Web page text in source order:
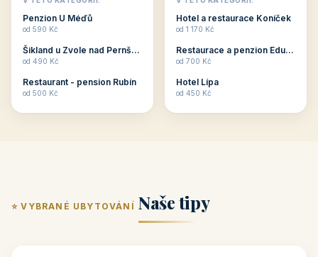
ubytování skupin v
penzionech, hotelích a
Budete překva...
Penzion U Méďů
od 590 Kč
Šikland u Zvole nad Pernštejnem
od 490 Kč
Restaurant - pension Rubín
od 500 Kč
zkušenosti pořádat i
menší firemní akce a
ob...
Hotel a restaurace Koníček
od 1 170 Kč
Restaurace a penzion Eduard
od 700 Kč
Hotel Lípa
od 450 Kč
⭐ VYBRANÉ UBYTOVÁNÍ Naše tipy